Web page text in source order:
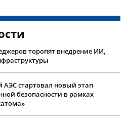
торопят внедрение ИИ,
АЭС стартовал новый этап
безопасности в рамках